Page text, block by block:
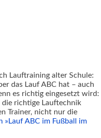
Lauftraining alter Schule:
das Lauf ABC hat – auch
es richtig eingesetzt wird:
richtige Lauftechnik
Trainer, nicht nur die
» Lauf ABC im Fußball im